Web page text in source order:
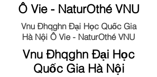
Ô Vie - NaturOthé VNU
Vnu Đhqghn Đại Học Quốc Gia
Hà Nội Ô Vie - NaturOthé VNU
Vnu Đhqghn Đại Học
Quốc Gia Hà Nội